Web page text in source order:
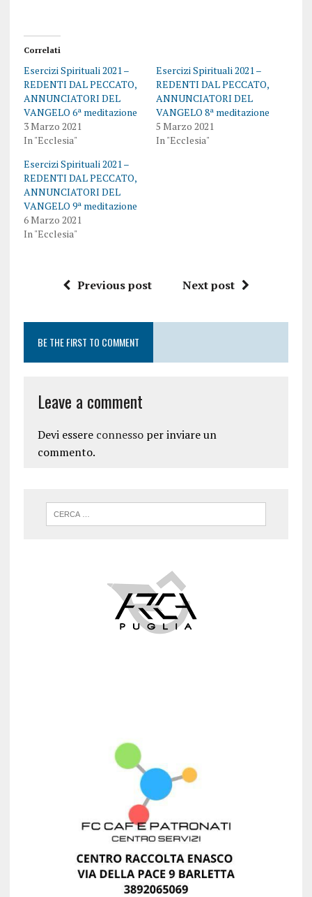
Correlati
Esercizi Spirituali 2021 –
REDENTI DAL PECCATO,
ANNUNCIATORI DEL
VANGELO 6ª meditazione
3 Marzo 2021
In "Ecclesia"
Esercizi Spirituali 2021 –
REDENTI DAL PECCATO,
ANNUNCIATORI DEL
VANGELO 8ª meditazione
5 Marzo 2021
In "Ecclesia"
Esercizi Spirituali 2021 –
REDENTI DAL PECCATO,
ANNUNCIATORI DEL
VANGELO 9ª meditazione
6 Marzo 2021
In "Ecclesia"
Previous post Next post
BE THE FIRST TO COMMENT
Leave a comment
Devi essere connessoper inviare un
commento.